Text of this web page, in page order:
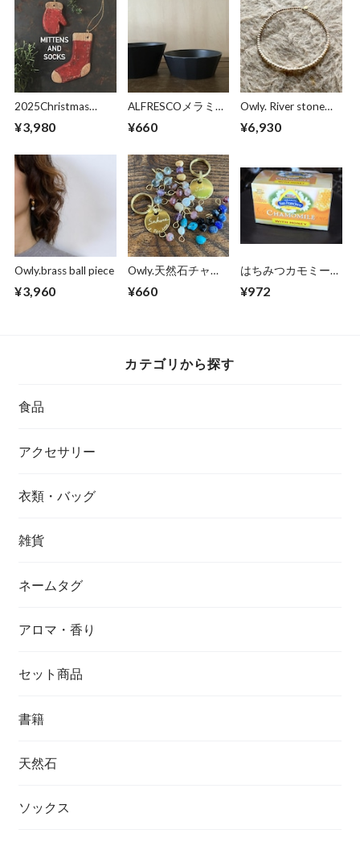
2025Christmas
and socks “
¥3,980
ALFRESCOメラミン
¥660
Owly. River stone
¥6,930
Owly.brass ball piece
¥3,960
Owly.天然石チャー
¥660
はちみつカモミール
SanFrancisco
¥972
カテゴリから探す
食品
アクセサリー
衣類・バッグ
雑貨
ネームタグ
アロマ・香り
セット商品
書籍
天然石
ソックス